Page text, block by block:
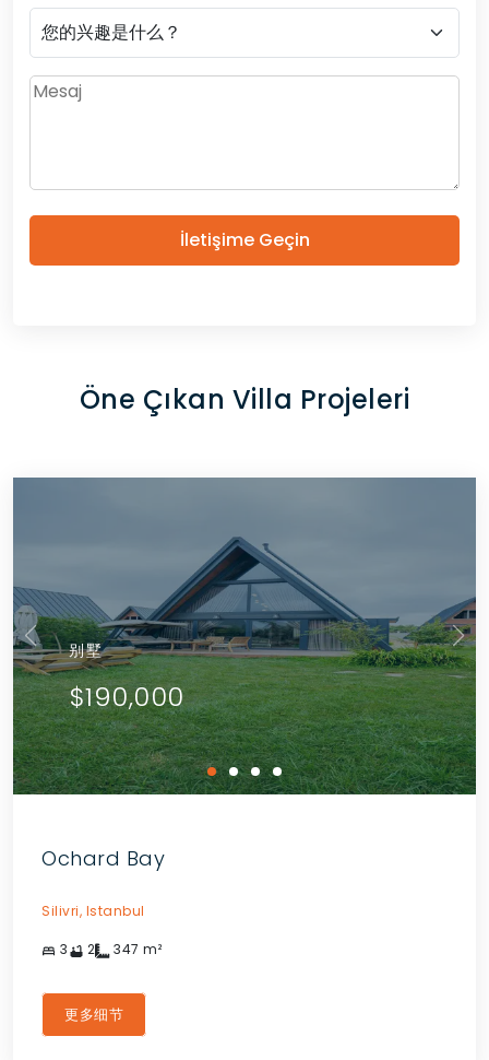
İletişime Geçin
Öne Çıkan Villa Projeleri
别墅
$190,000
Ochard Bay
Silivri, Istanbul
3 2 347 m²
更多细节